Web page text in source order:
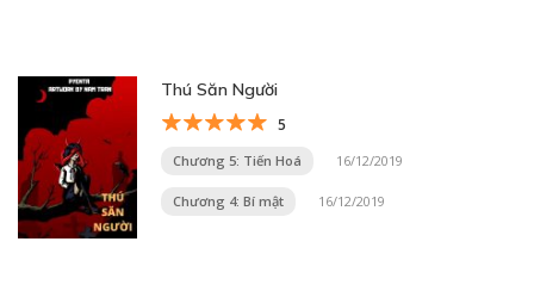
Thú Săn Người
5
Chương 5: Tiến Hoá 16/12/2019
Chương 4: Bí mật 16/12/2019